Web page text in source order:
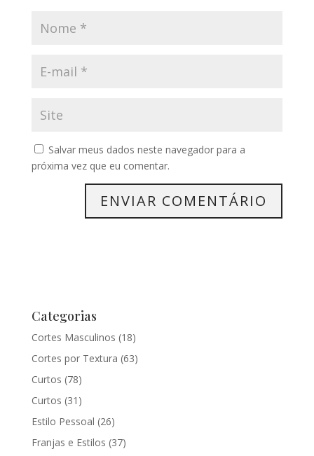
Salvar meus dados neste navegador para a
próxima vez que eu comentar.
Categorias
Cortes Masculinos (18)
Cortes por Textura (63)
Curtos (78)
Curtos (31)
Estilo Pessoal (26)
Franjas e Estilos (37)